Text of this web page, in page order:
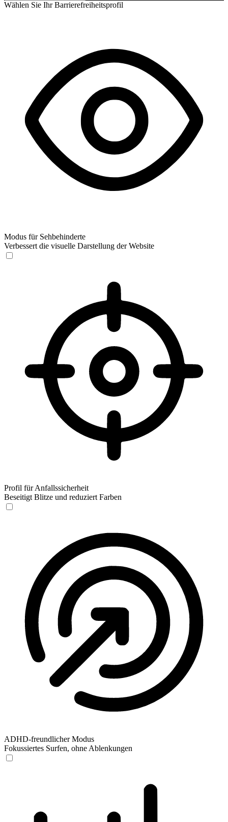
Wählen Sie Ihr Barrierefreiheitsprofil
Modus für Sehbehinderte
Verbessert die visuelle Darstellung der Website
Profil für Anfallssicherheit
Beseitigt Blitze und reduziert Farben
ADHD-freundlicher Modus
Fokussiertes Surfen, ohne Ablenkungen